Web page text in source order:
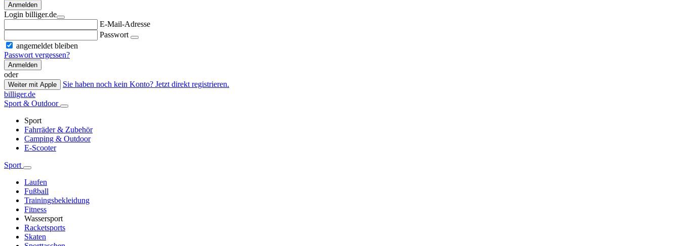
Anmelden
Login billiger.de
E-Mail-Adresse
Passwort
angemeldet bleiben
Passwort vergessen?
Anmelden
oder
Weiter mit Apple
Sie haben noch kein Konto? Jetzt direkt registrieren.
billiger.de
Sport & Outdoor
Sport
Fahrräder & Zubehör
Camping & Outdoor
E-Scooter
Sport
Laufen
Fußball
Trainingsbekleidung
Fitness
Wassersport
Racketsports
Skaten